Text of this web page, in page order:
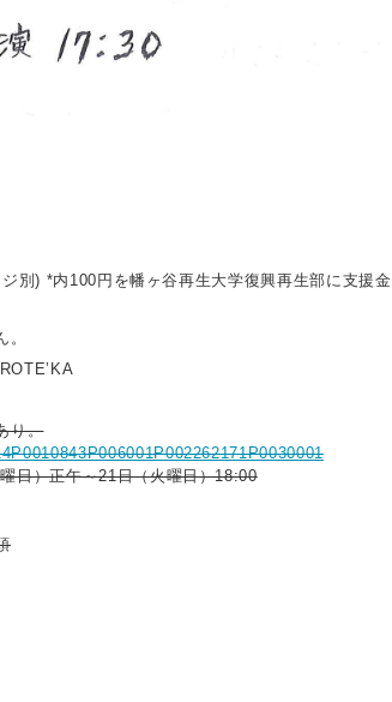
別) *内100円を幡ヶ谷再生大学復興再生部に支援金
り。
日）正午～21日（火曜日）18:00